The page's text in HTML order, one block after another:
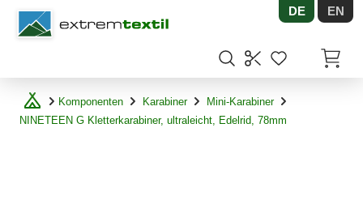
Shopware DE EN
Komponenten Karabiner
Mini-Karabiner
NINETEEN G Kletterkarabiner, ultraleicht, Edelrid, 78mm